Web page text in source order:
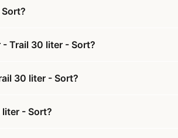
Trail 30 liter - Sort?
30 liter - Sort?
- Sort?